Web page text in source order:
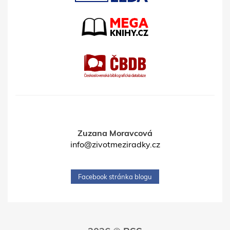
Zuzana Moravcová
info@zivotmeziradky.cz
Facebook stránka blogu